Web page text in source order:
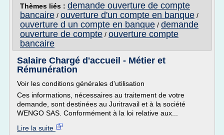
Thèmes liés : demande ouverture de compte
bancaire / ouverture d'un compte en banque /
ouverture d un compte en banque / demande
ouverture de compte / ouverture compte
bancaire
Salaire Chargé d'accueil - Métier et
Rémunération
Voir les conditions générales d'utilisation
Ces informations, nécessaires au traitement de votre
demande, sont destinées au Juritravail et à la société
WENGO SAS. Conformément à la loi relative aux...
Lire la suite